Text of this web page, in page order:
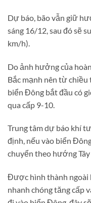
Dự báo, bão vẫn giữ
sáng 16/12, sau đó sẽ
km/h).
Do ảnh hưởng của
Bắc mạnh nên từ
biển Đông bắt đầu có
qua cấp 9-10.
Trung tâm dự báo khí
định, nếu vào biển
chuyển theo hướng
Được hình thành ngoài
nhanh chóng tăng cấp